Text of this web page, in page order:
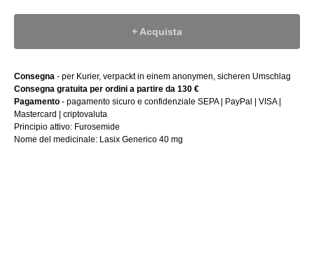
+ Acquista
Consegna - per Kurier, verpackt in einem anonymen, sicheren Umschlag
Consegna gratuita per ordini a partire da 130 €
Pagamento - pagamento sicuro e confidenziale SEPA | PayPal | VISA |
Mastercard | criptovaluta
Principio attivo: Furosemide
Nome del medicinale: Lasix Generico 40 mg